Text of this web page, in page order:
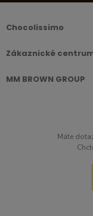
Chocolissimo
Zákaznické
MM BROWN GROUP
Máte